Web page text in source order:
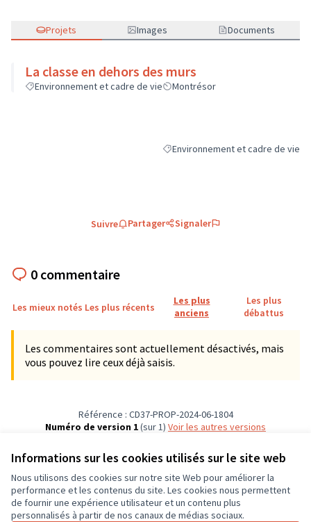
Informations sur les cookies utilisés sur le site web
Nous utilisons des cookies sur notre site Web pour améliorer la
performance et les contenus du site. Les cookies nous permettent
de fournir une expérience utilisateur et un contenu plus
personnalisés à partir de nos canaux de médias sociaux.
Projets Images Documents
La classe en dehors des murs
Environnement et cadre de vie Montrésor
Filtrer les résultats de la catégorie
Environnement et cadre de vie
Suivre Partager Signaler
0 commentaire
Les mieux notés Les plus récents
Les plus
anciens
Les plus
débattus
Les commentaires sont actuellement désactivés, mais
vous pouvez lire ceux déjà saisis.
Référence : CD37-PROP-2024-06-1804
Numéro de version 1(sur 1)
voir les autres versions
Conditions d'utilisation
Paramètres des cookies
CD37 sur XCD37 sur Facebook
CD37 sur Instagram
CD37 sur YouTube